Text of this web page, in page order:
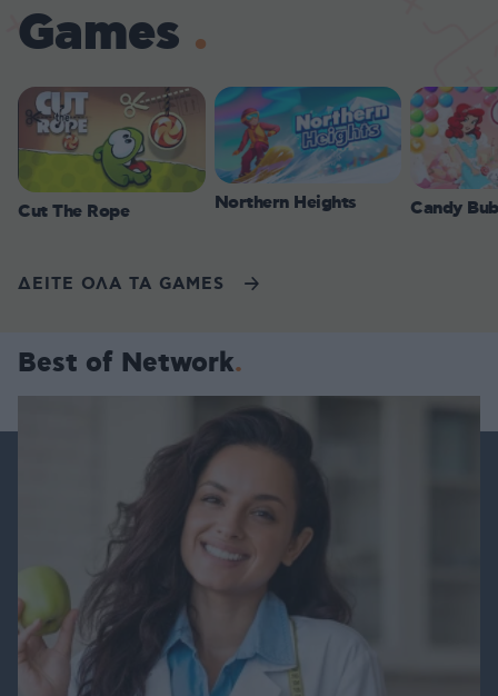
Games
Cut The Rope Northern Heights Candy
ΔΕΙΤΕ ΟΛΑ ΤΑ GAMES
Best of Network